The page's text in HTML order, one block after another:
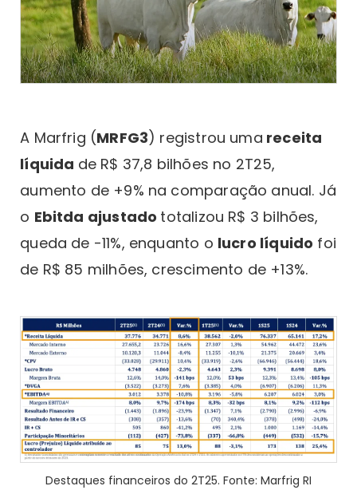
A Marfrig (MRFG3) registrou uma receita
líquida de R$ 37,8 bilhões no 2T25,
aumento de +9% na comparação anual. Já
o Ebitda ajustado totalizou R$ 3 bilhões,
queda de -11%, enquanto o lucro líquido foi
de R$ 85 milhões, crescimento de +13%.
Destaques financeiros do 2T25. Fonte: Marfrig RI